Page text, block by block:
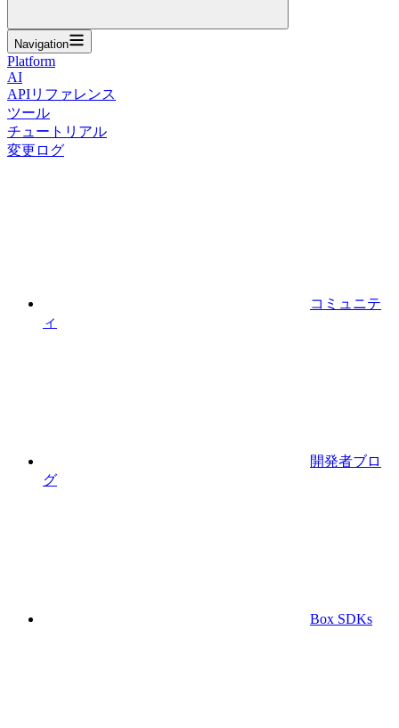
Navigation
Platform
AI
APIリファレンス
ツール
チュートリアル
変更ログ
コミュニテ
ィ
開発者ブロ
グ
Box SDKs